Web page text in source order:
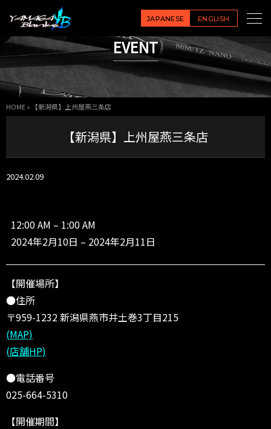
JAPANESE ENGLISH
EVENT
HOME» 【新潟県】上州屋燕三条店
【新潟県】上州屋燕三条店
2024.02.09
上
州
屋
燕
12:00 AM – 1:00 AM
2024年2月10日 – 2024年2月11日
【開催場所】
●住所
〒959-1232 新潟県燕市井土巻3丁目215
(MAP)
(店舗HP)
●電話番号
025-664-5310
【開催期間】